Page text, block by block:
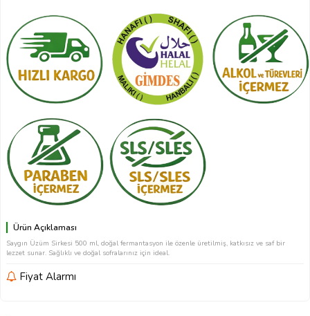
Ürün Açıklaması
Saygın Üzüm Sirkesi 500 ml, doğal fermantasyon ile özenle üretilmiş, katkısız ve saf bir
lezzet sunar. Sağlıklı ve doğal sofralarınız için ideal.
Fiyat Alarmı